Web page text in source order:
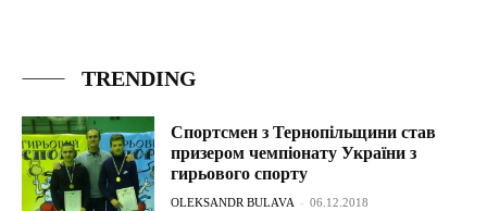
TRENDING
Спортсмен з Тернопільщини став
призером чемпіонату України з
гирьового спорту
OLEKSANDR BULAVA - 06.12.2018